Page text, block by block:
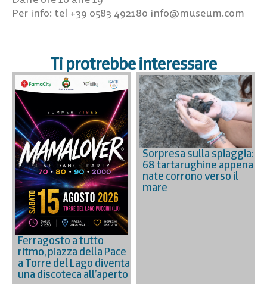
Per info: tel +39 0583 492180 info@museum.com
Ti protrebbe interessare
Ferragosto a tutto
ritmo, piazza della Pace
a Torre del Lago diventa
una discoteca all’aperto
Sorpresa sulla spiaggia:
68 tartarughine appena
nate corrono verso il
mare